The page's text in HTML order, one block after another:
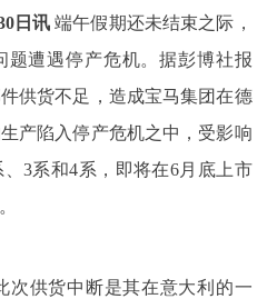
日讯 端午假期还未结束之际，
题遭遇停产危机。据彭博社报
供货不足，造成宝马集团在德
产陷入停产危机之中，受影响
3系和4系，即将在6月底上市
次供货中断是其在意大利的一